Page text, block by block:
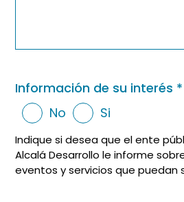
Información de su interés *
No
Si
Indique si desea que el ente
Alcalá Desarrollo le informe
eventos y servicios que puedan